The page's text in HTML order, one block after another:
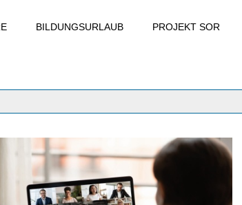
BILDUNGSURLAUB PROJEKT SOR